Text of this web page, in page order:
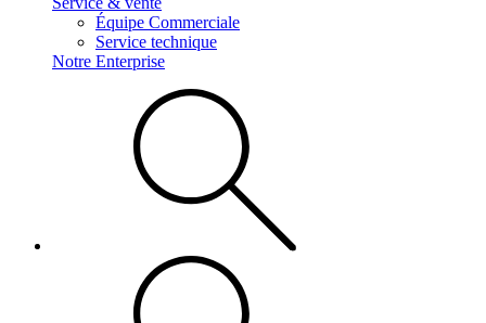
Équipe Commerciale
Service technique
Notre Enterprise